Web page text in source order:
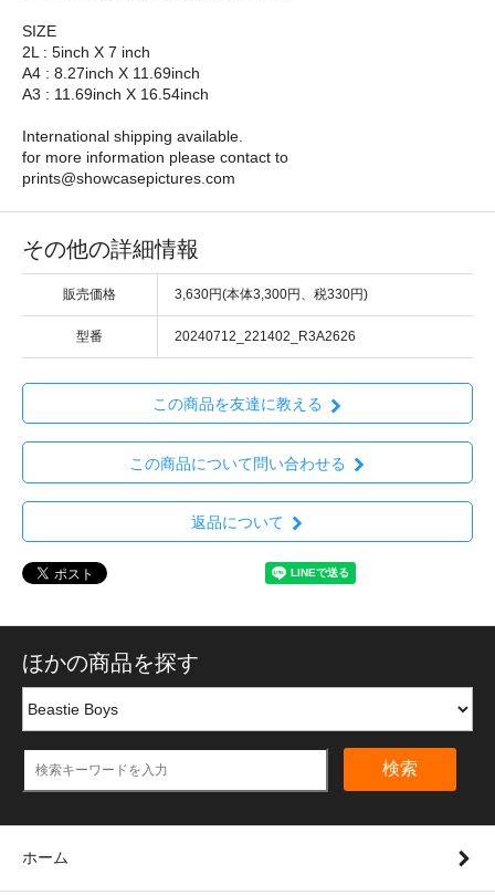
SIZE
2L : 5inch X 7 inch
A4 : 8.27inch X 11.69inch
A3 : 11.69inch X 16.54inch
International shipping available.
for more information please contact to
prints@showcasepictures.com
その他の詳細情報
販売価格 3,630円(本体3,300円、税330円)
型番 20240712_221402_R3A2626
この商品を友達に教える
この商品について問い合わせる
返品について
ほかの商品を探す
検索
ホーム